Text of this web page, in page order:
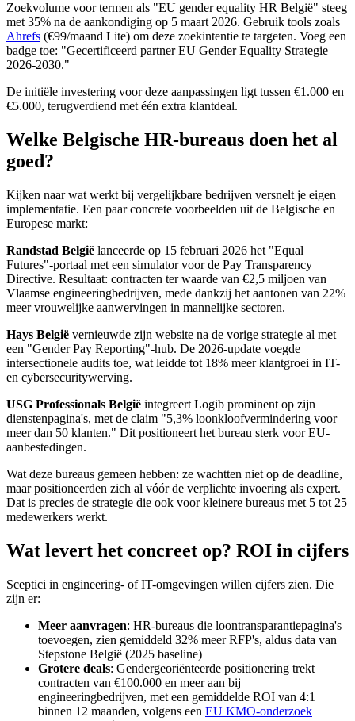
Zoekvolume voor termen als "EU gender equality HR België" steeg
met 35% na de aankondiging op 5 maart 2026. Gebruik tools zoals
Ahrefs (€99/maand Lite) om deze zoekintentie te targeten. Voeg een
badge toe: "Gecertificeerd partner EU Gender Equality Strategie
2026-2030."
De initiële investering voor deze aanpassingen ligt tussen €1.000 en
€5.000, terugverdiend met één extra klantdeal.
Welke Belgische HR-bureaus doen het al
goed?
Kijken naar wat werkt bij vergelijkbare bedrijven versnelt je eigen
implementatie. Een paar concrete voorbeelden uit de Belgische en
Europese markt:
Randstad België lanceerde op 15 februari 2026 het "Equal
Futures"-portaal met een simulator voor de Pay Transparency
Directive. Resultaat: contracten ter waarde van €2,5 miljoen van
Vlaamse engineeringbedrijven, mede dankzij het aantonen van 22%
meer vrouwelijke aanwervingen in mannelijke sectoren.
Hays België vernieuwde zijn website na de vorige strategie al met
een "Gender Pay Reporting"-hub. De 2026-update voegde
intersectionele audits toe, wat leidde tot 18% meer klantgroei in IT-
en cybersecuritywerving.
USG Professionals België integreert Logib prominent op zijn
dienstenpagina's, met de claim "5,3% loonkloofvermindering voor
meer dan 50 klanten." Dit positioneert het bureau sterk voor EU-
aanbestedingen.
Wat deze bureaus gemeen hebben: ze wachtten niet op de deadline,
maar positioneerden zich al vóór de verplichte invoering als expert.
Dat is precies de strategie die ook voor kleinere bureaus met 5 tot 25
medewerkers werkt.
Wat levert het concreet op? ROI in cijfers
Sceptici in engineering- of IT-omgevingen willen cijfers zien. Die
zijn er:
Meer aanvragen: HR-bureaus die loontransparantiepagina's
toevoegen, zien gemiddeld 32% meer RFP's, aldus data van
Stepstone België (2025 baseline)
Grotere deals: Gendergeoriënteerde positionering trekt
contracten van €100.000 en meer aan bij
engineeringbedrijven, met een gemiddelde ROI van 4:1
binnen 12 maanden, volgens een EU KMO-onderzoek